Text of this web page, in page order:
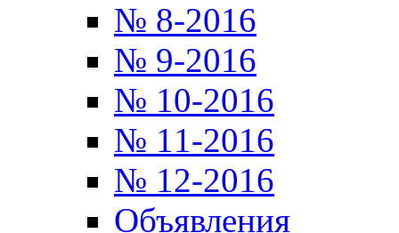
№ 8-2016
№ 9-2016
№ 10-2016
№ 11-2016
№ 12-2016
Объявления